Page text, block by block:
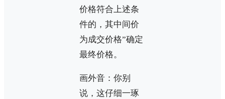
价格符合上述条
件的，其中间价
为成交价格”确定
最终价格。
画外音：你别
说，这仔细一琢